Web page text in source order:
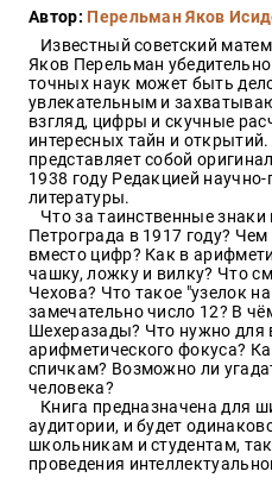
Автор: Перельман Яков
Известный советский
Яков Перельман
точных наук может быть
увлекательным и
взгляд, цифры и скучные
интересных тайн и
представляет собой
1938 году Редакцией
литературы.
Что за таинственные знаки
Петрограда в 1917 году?
вместо цифр? Как в
чашку, ложку и вилку? Что
Чехова? Что такое "узелок
замечательно число 12? В
Шехеразады? Что нужно для
арифметического фокуса?
спичкам? Возможно ли
человека?
Книга предназначена для
аудитории, и будет
школьникам и студентам,
проведения
Красота
и
здоровье
Оптовикам
Авторам
Контакты
Мероприятия
+7(499)
350-17-
79
Москва
pochta@den-
magazin.ru